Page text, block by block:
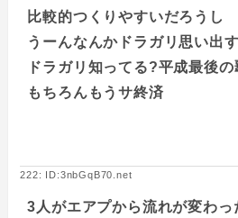
比較的つくりやすいだろうし
うーんなんかドラガリ思い出す
ドラガリ知ってる?平成最後
もちろんもうサ終済
222: ID:3nbGqB70.net
3人がエアプから流れが変わっ